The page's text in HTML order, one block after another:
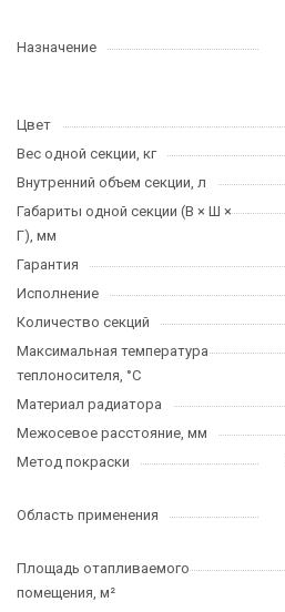
Назначение
Цвет
Вес одной секции, кг
Внутренний объем секции, л
Габариты одной секции (В × Ш ×
Г), мм
Гарантия
Исполнение
Количество секций
Максимальная температура
теплоносителя, °C
Материал радиатора
Межосевое расстояние, мм
Метод покраски
Область применения
Площадь отапливаемого
помещения, м²